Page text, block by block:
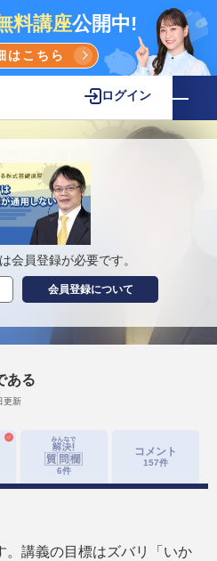
料講座公開中!
はこちら
ログイン
会員登録が必要です。
会員登録について
ある
更新
6件
コメント
157件
。講義の目標はズバリ「いか